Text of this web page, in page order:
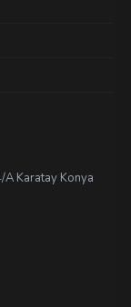
A Karatay Konya